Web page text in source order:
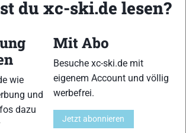
20
22
du xc-ski.de lesen?
wie
und
dazu
Mit Abo
Besuche xc-ski.de mit
eigenem Account und völlig
werbefrei.
Jetzt abonnieren